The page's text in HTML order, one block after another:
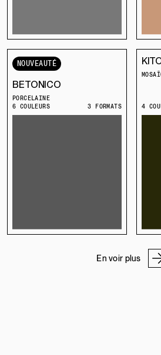
NOUVEAUTÉ
BETONICO
PORCELAINE
6 COULEURS
3 FORMATS 4
En voir plus